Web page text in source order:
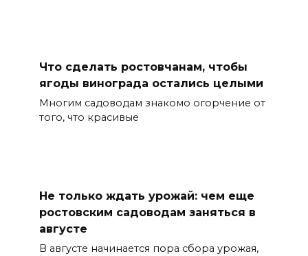
Что сделать ростовчанам, чтобы
ягоды винограда остались целыми
Многим садоводам знакомо огорчение от
того, что красивые
Не только ждать урожай: чем еще
ростовским садоводам заняться в
августе
В августе начинается пора сбора урожая,